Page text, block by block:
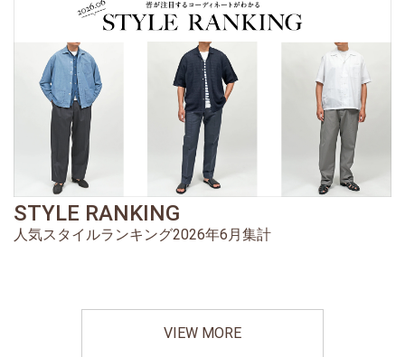
STYLE RANKING
人気スタイルランキング2026年6月集計
VIEW MORE